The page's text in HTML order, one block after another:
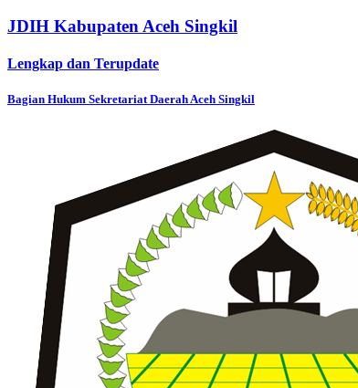
JDIH Kabupaten Aceh Singkil
Lengkap dan Terupdate
Bagian Hukum Sekretariat Daerah Aceh Singkil